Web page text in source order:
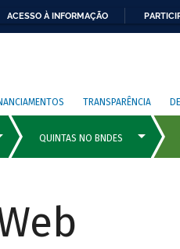
ACESSO À INFORMAÇÃO
TRANSPARÊNCIA